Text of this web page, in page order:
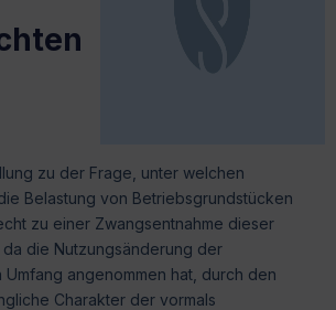
zu der Frage, unter welchen
Belastung von Betriebsgrundstücken
zu einer Zwangsentnahme dieser
die Nutzungsänderung der
Umfang angenommen hat, durch den
Charakter der vormals